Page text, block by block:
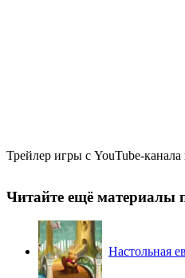
Трейлер игры с YouTube-канала
Читайте ещё материалы
Настольная